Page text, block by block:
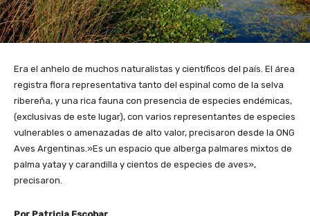
Era el anhelo de muchos naturalistas y científicos del país. El área
registra flora representativa tanto del espinal como de la selva
ribereña, y una rica fauna con presencia de especies endémicas,
(exclusivas de este lugar), con varios representantes de especies
vulnerables o amenazadas de alto valor, precisaron desde la ONG
Aves Argentinas.»Es un espacio que alberga palmares mixtos de
palma yatay y carandilla y cientos de especies de aves»,
precisaron.